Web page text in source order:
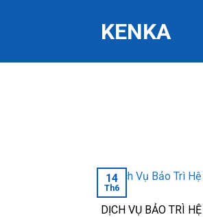
KENKA
14
Th6
DỊCH VỤ BẢO TRÌ